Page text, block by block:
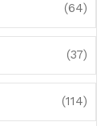
(64)
(37)
(114)